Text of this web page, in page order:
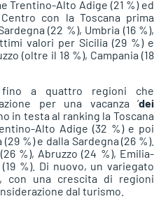
Trentino-Alto Adige (21 %) ed
con la Toscana prima
(22 %), Umbria (16 %),
valori per Sicilia (29 %) e
(oltre il 18 %), Campania (18
a quattro regioni che
per una vacanza ‘dei
in testa al ranking la Toscana
Alto Adige (32 %) e poi
%) e dalla Sardegna (26 %).
%), Abruzzo (24 %), Emilia-
%). Di nuovo, un variegato
con una crescita di regioni
dal turismo.